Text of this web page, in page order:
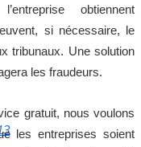
obtiennent
si nécessaire, le
tribunaux. Une solution
les fraudeurs.
gratuit, nous voulons
les entreprises soient